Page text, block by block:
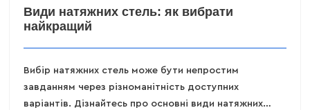
Види натяжних стель: як вибрати
найкращий
Вибір натяжних стель може бути непростим
завданням через різноманітність доступних
варіантів. Дізнайтесь про основні види натяжних